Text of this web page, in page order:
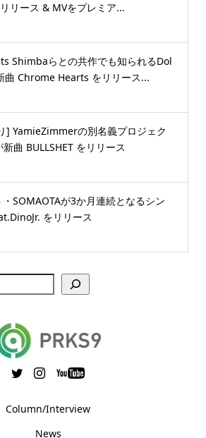
リース & MVをプレミア...
Shimbaらとの共作でも知られるDol
Chrome Hearts をリリース...
] YamieZimmerの別名義プロジェク
曲 BULLSHET をリリース
SOMAOTAが3か月連続となるシン
をリリース
Column/Interview
News